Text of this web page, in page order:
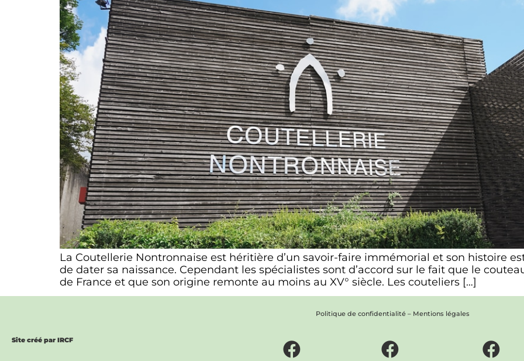
La Coutellerie Nontronnaise est héritière d’un savoir-faire immémorial et son histoire
de dater sa naissance. Cependant les spécialistes sont d’accord sur le fait que le
de France et que son origine remonte au moins au XV° siècle. Les couteliers […]
Site créé par IRCF
Politique de confidentialité – Mentions légales